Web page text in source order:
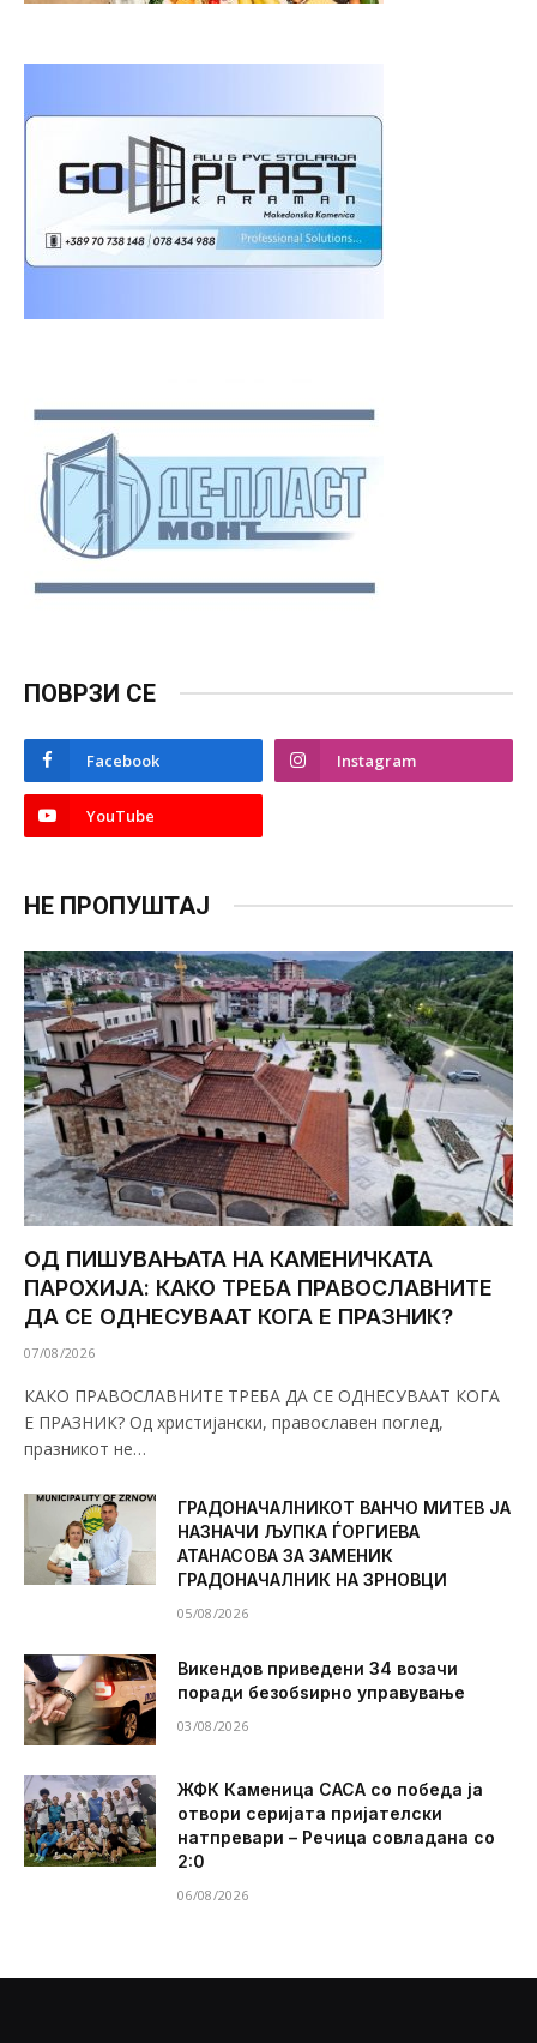
ПОВРЗИ СЕ
Facebook Instagram
YouTube
НЕ ПРОПУШТАЈ
ОД ПИШУВАЊАТА НА КАМЕНИЧКАТА
ПАРОХИЈА: КАКО ТРЕБА ПРАВОСЛАВНИТЕ
ДА СЕ ОДНЕСУВААТ КОГА Е ПРАЗНИК?
07/08/2026
КАКО ПРАВОСЛАВНИТЕ ТРЕБА ДА СЕ ОДНЕСУВААТ КОГА
Е ПРАЗНИК? Од христијански, православен поглед,
празникот не…
ГРАДОНАЧАЛНИКОТ ВАНЧО МИТЕВ ЈА
НАЗНАЧИ ЉУПКА ЃОРГИЕВА
АТАНАСОВА ЗА ЗАМЕНИК
ГРАДОНАЧАЛНИК НА ЗРНОВЦИ
05/08/2026
Викендов приведени 34 возачи
поради безобѕирно управување
03/08/2026
ЖФК Каменица САСА со победа ја
отвори серијата пријателски
натпревари – Речица совладана со
2:0
06/08/2026